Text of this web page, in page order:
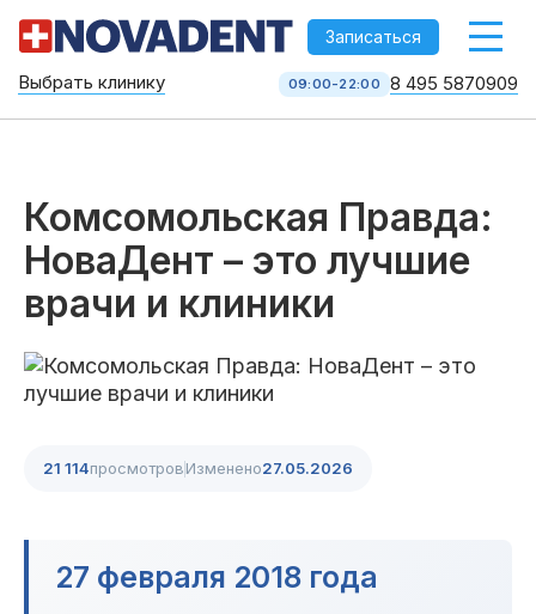
-->
Записаться
Услуги
Клиники
Выбрать клинику 09:00-22:00 8 495 5870909
Комсомольская Правда:
НоваДент – это лучшие
врачи и клиники
21 114просмотровИзменено27.05.2026
27 февраля 2018 года